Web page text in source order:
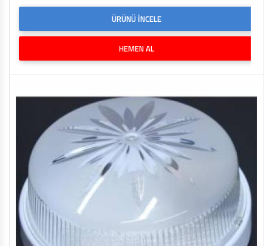
ÜRÜNÜ İNCELE
HEMEN AL